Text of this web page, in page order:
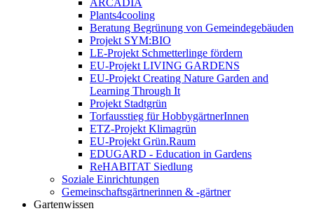
ARCADIA
Plants4cooling
Beratung Begrünung von Gemeindegebäuden
Projekt SYM:BIO
LE-Projekt Schmetterlinge fördern
EU-Projekt LIVING GARDENS
EU-Projekt Creating Nature Garden and
Learning Through It
Projekt Stadtgrün
Torfausstieg für HobbygärtnerInnen
ETZ-Projekt Klimagrün
EU-Projekt Grün.Raum
EDUGARD - Education in Gardens
ReHABITAT Siedlung
Soziale Einrichtungen
Gemeinschaftsgärtnerinnen & -gärtner
Gartenwissen